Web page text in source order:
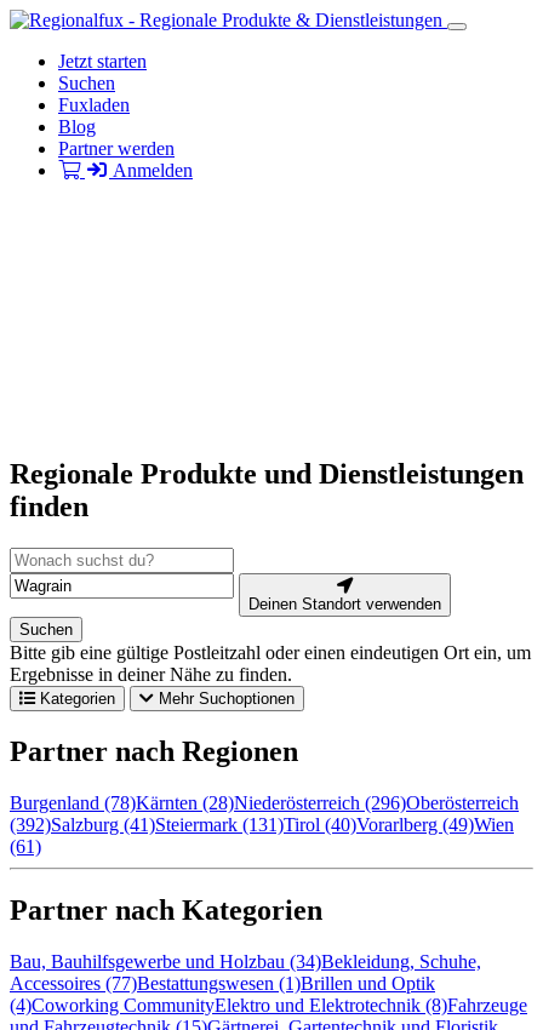
Jetzt starten
Suchen
Fuxladen
Blog
Partner werden
Anmelden
Regionale Produkte und Dienstleistungen
finden
Deinen Standort verwenden
Suchen
Bitte gib eine gültige Postleitzahl oder einen eindeutigen Ort ein, um
Ergebnisse in deiner Nähe zu finden.
Kategorien Mehr Suchoptionen
Partner nach Regionen
Burgenland (78)Kärnten (28)Niederösterreich (296)Oberösterreich
(392)Salzburg (41)Steiermark (131)Tirol (40)Vorarlberg (49)Wien
(61)
Partner nach Kategorien
Bau, Bauhilfsgewerbe und Holzbau (34)Bekleidung, Schuhe,
Accessoires (77)Bestattungswesen (1)Brillen und Optik
(4)Coworking CommunityElektro und Elektrotechnik (8)Fahrzeuge